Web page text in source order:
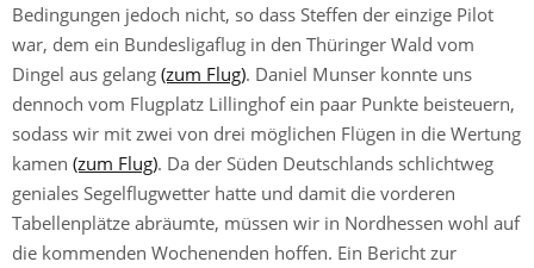
Bedingungen jedoch nicht, so dass Steffen der einzige Pilot
war, dem ein Bundesligaflug in den Thüringer Wald vom
Dingel aus gelang (zum Flug). Daniel Munser konnte uns
dennoch vom Flugplatz Lillinghof ein paar Punkte beisteuern,
sodass wir mit zwei von drei möglichen Flügen in die Wertung
kamen (zum Flug). Da der Süden Deutschlands schlichtweg
geniales Segelflugwetter hatte und damit die vorderen
Tabellenplätze abräumte, müssen wir in Nordhessen wohl auf
die kommenden Wochenenden hoffen. Ein Bericht zur